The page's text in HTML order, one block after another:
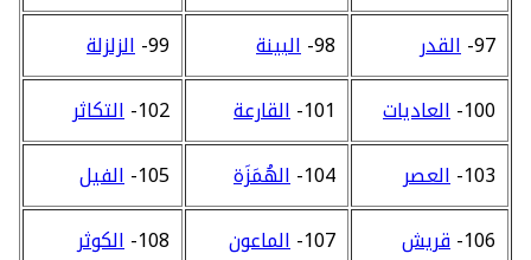
97- القدر 98- البينة 99- الزلزلة
100- العاديات 101- القارعة 102- التكاثر
103- العصر 104- الهُمَزَة 105- الفيل
106- قريش 107- الماعون 108- الكوثر